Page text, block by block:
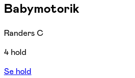
Babymotorik
Randers C
4 hold
Se hold